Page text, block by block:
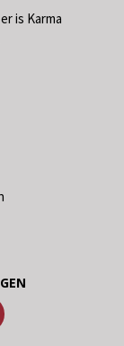
is Karma